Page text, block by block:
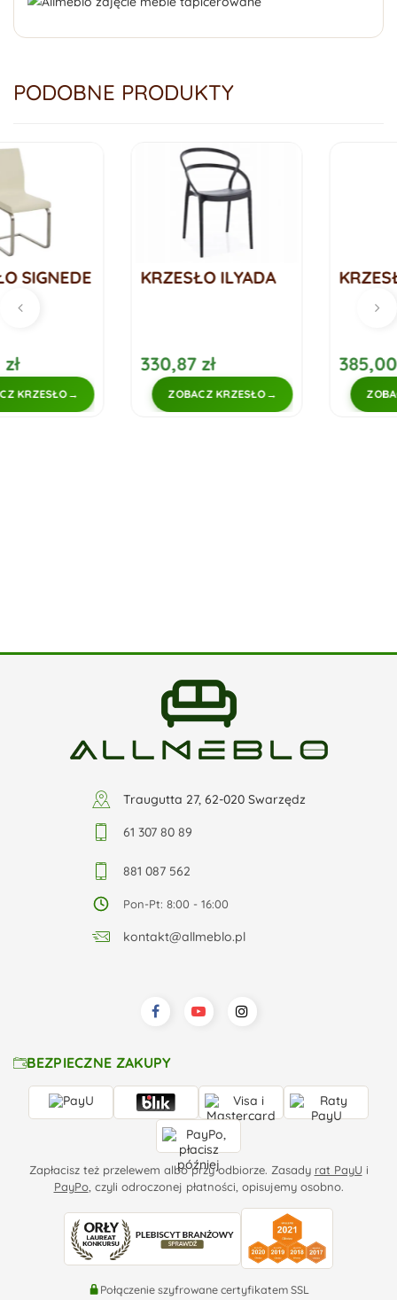
PODOBNE PRODUKTY
KRZESŁO ILYADA
ZOBACZ KRZESŁO
KRZESŁO MEXTRA
ZOBACZ KRZESŁO
Traugutta 27, 62-020 Swarzędz
61 307 80 89
881 087 562
Pon-Pt: 8:00 - 16:00
kontakt@allmeblo.pl
BEZPIECZNE ZAKUPY
Zapłacisz też przelewem albo przy odbiorze. Zasady rat PayU i
PayPo, czyli odroczonej płatności, opisujemy osobno.
Połączenie szyfrowane certyfikatem SSL